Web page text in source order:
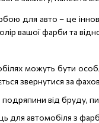
для авто – це
вашої фарби та
можуть бути
звернутися за
від бруду,
для автомобіля з